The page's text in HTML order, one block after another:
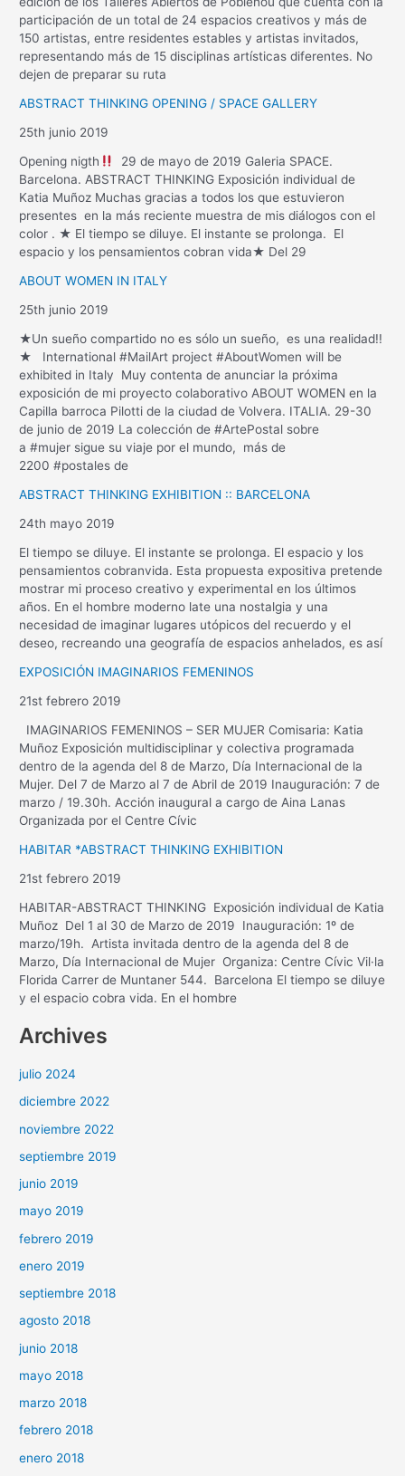
participación de un total de 24 espacios creativos y más de
150 artistas, entre residentes estables y artistas invitados,
representando más de 15 disciplinas artísticas diferentes. No
dejen de preparar su ruta
ABSTRACT THINKING OPENING / SPACE GALLERY
25th junio 2019
Opening nigth
29 de mayo de 2019 Galeria SPACE.
Barcelona. ABSTRACT THINKING Exposición individual de
Katia Muñoz Muchas gracias a todos los que estuvieron
presentes en la más reciente muestra de mis diálogos con el
color . ★ El tiempo se diluye. El instante se prolonga. El
espacio y los pensamientos cobran vida★ Del 29
ABOUT WOMEN IN ITALY
25th junio 2019
★Un sueño compartido no es sólo un sueño, es una realidad!!
★ International #MailArt project #AboutWomen will be
exhibited in Italy Muy contenta de anunciar la próxima
exposición de mi proyecto colaborativo ABOUT WOMEN en la
Capilla barroca Pilotti de la ciudad de Volvera. ITALIA. 29-30
de junio de 2019 La colección de #ArtePostal sobre
a #mujer sigue su viaje por el mundo, más de
2200 #postales de
ABSTRACT THINKING EXHIBITION :: BARCELONA
24th mayo 2019
El tiempo se diluye. El instante se prolonga. El espacio y los
pensamientos cobranvida. Esta propuesta expositiva pretende
mostrar mi proceso creativo y experimental en los últimos
años. En el hombre moderno late una nostalgia y una
necesidad de imaginar lugares utópicos del recuerdo y el
deseo, recreando una geografía de espacios anhelados, es así
EXPOSICIÓN IMAGINARIOS FEMENINOS
21st febrero 2019
IMAGINARIOS FEMENINOS – SER MUJER Comisaria: Katia
Muñoz Exposición multidisciplinar y colectiva programada
dentro de la agenda del 8 de Marzo, Día Internacional de la
Mujer. Del 7 de Marzo al 7 de Abril de 2019 Inauguración: 7 de
marzo / 19.30h. Acción inaugural a cargo de Aina Lanas
Organizada por el Centre Cívic
HABITAR *ABSTRACT THINKING EXHIBITION
21st febrero 2019
HABITAR-ABSTRACT THINKING Exposición individual de Katia
Muñoz Del 1 al 30 de Marzo de 2019 Inauguración: 1º de
marzo/19h. Artista invitada dentro de la agenda del 8 de
Marzo, Día Internacional de Mujer Organiza: Centre Cívic Vil·la
Florida Carrer de Muntaner 544. Barcelona El tiempo se diluye
y el espacio cobra vida. En el hombre
Archives
julio 2024
diciembre 2022
noviembre 2022
septiembre 2019
junio 2019
mayo 2019
febrero 2019
enero 2019
septiembre 2018
agosto 2018
junio 2018
mayo 2018
marzo 2018
febrero 2018
enero 2018